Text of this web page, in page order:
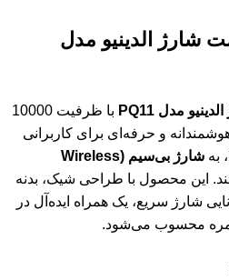
شارژ الدینیو مدل
الدینیو مدل PQ11 با ظرفیت 10000
و حرفه‌ای برای کاربرانی
به شارژ بی‌سیم (Wireless
این محصول با طراحی شیک، بدنه
شارژ سریع، یک همراه ایده‌آل در
محسوب می‌شود.